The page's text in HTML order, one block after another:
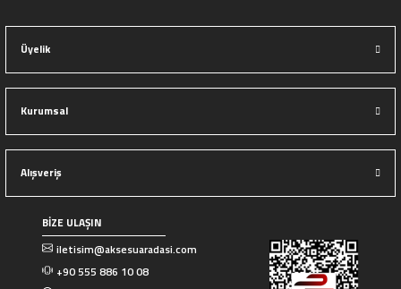
Üyelik
Kurumsal
Alışveriş
BİZE ULAŞIN
iletisim@aksesuaradasi.com
+90 555 886 10 08